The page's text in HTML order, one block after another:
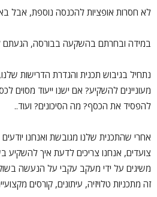
לא חסרות אופציות להכנסה נוספת, אבל
במידה ובחרתם בהשקעה בבורסה, הגעתם
נתחיל בגיבוש תכנית והגדרת הדרישות
מעוניינים להשקיע? אם ישנו ייעוד מסוים
להפסיד את הכסף? מה הסיכונים? ועוד..
אחרי שהתכנית שלנו מגובשת ואנחנו
צועדים, אנחנו צריכים לדעת איך להשקיע
משיגים על ידי מעקב עקבי על הנעשה
זה מתכניות טלויזיה, עיתונים, קורסים